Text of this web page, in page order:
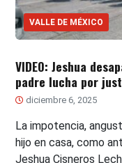
VALLE DE MÉXICO
VIDEO: Jeshua
padre lucha por
diciembre 6, 2025
La impotencia,
hijo en casa, como
Jeshua Cisneros